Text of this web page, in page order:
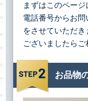
まずはこのペー
電話番号からお
をさせていただ
ございましたらご
お品物